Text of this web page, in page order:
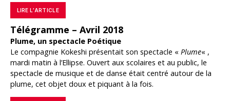
LIRE L’ARTICLE
Télégramme – Avril 2018
Plume, un spectacle Poétique
Le compagnie Kokeshi présentait son spectacle « Plume« ,
mardi matin à l’Ellipse. Ouvert aux scolaires et au public, le
spectacle de musique et de danse était centré autour de la
plume, cet objet doux et piquant à la fois.